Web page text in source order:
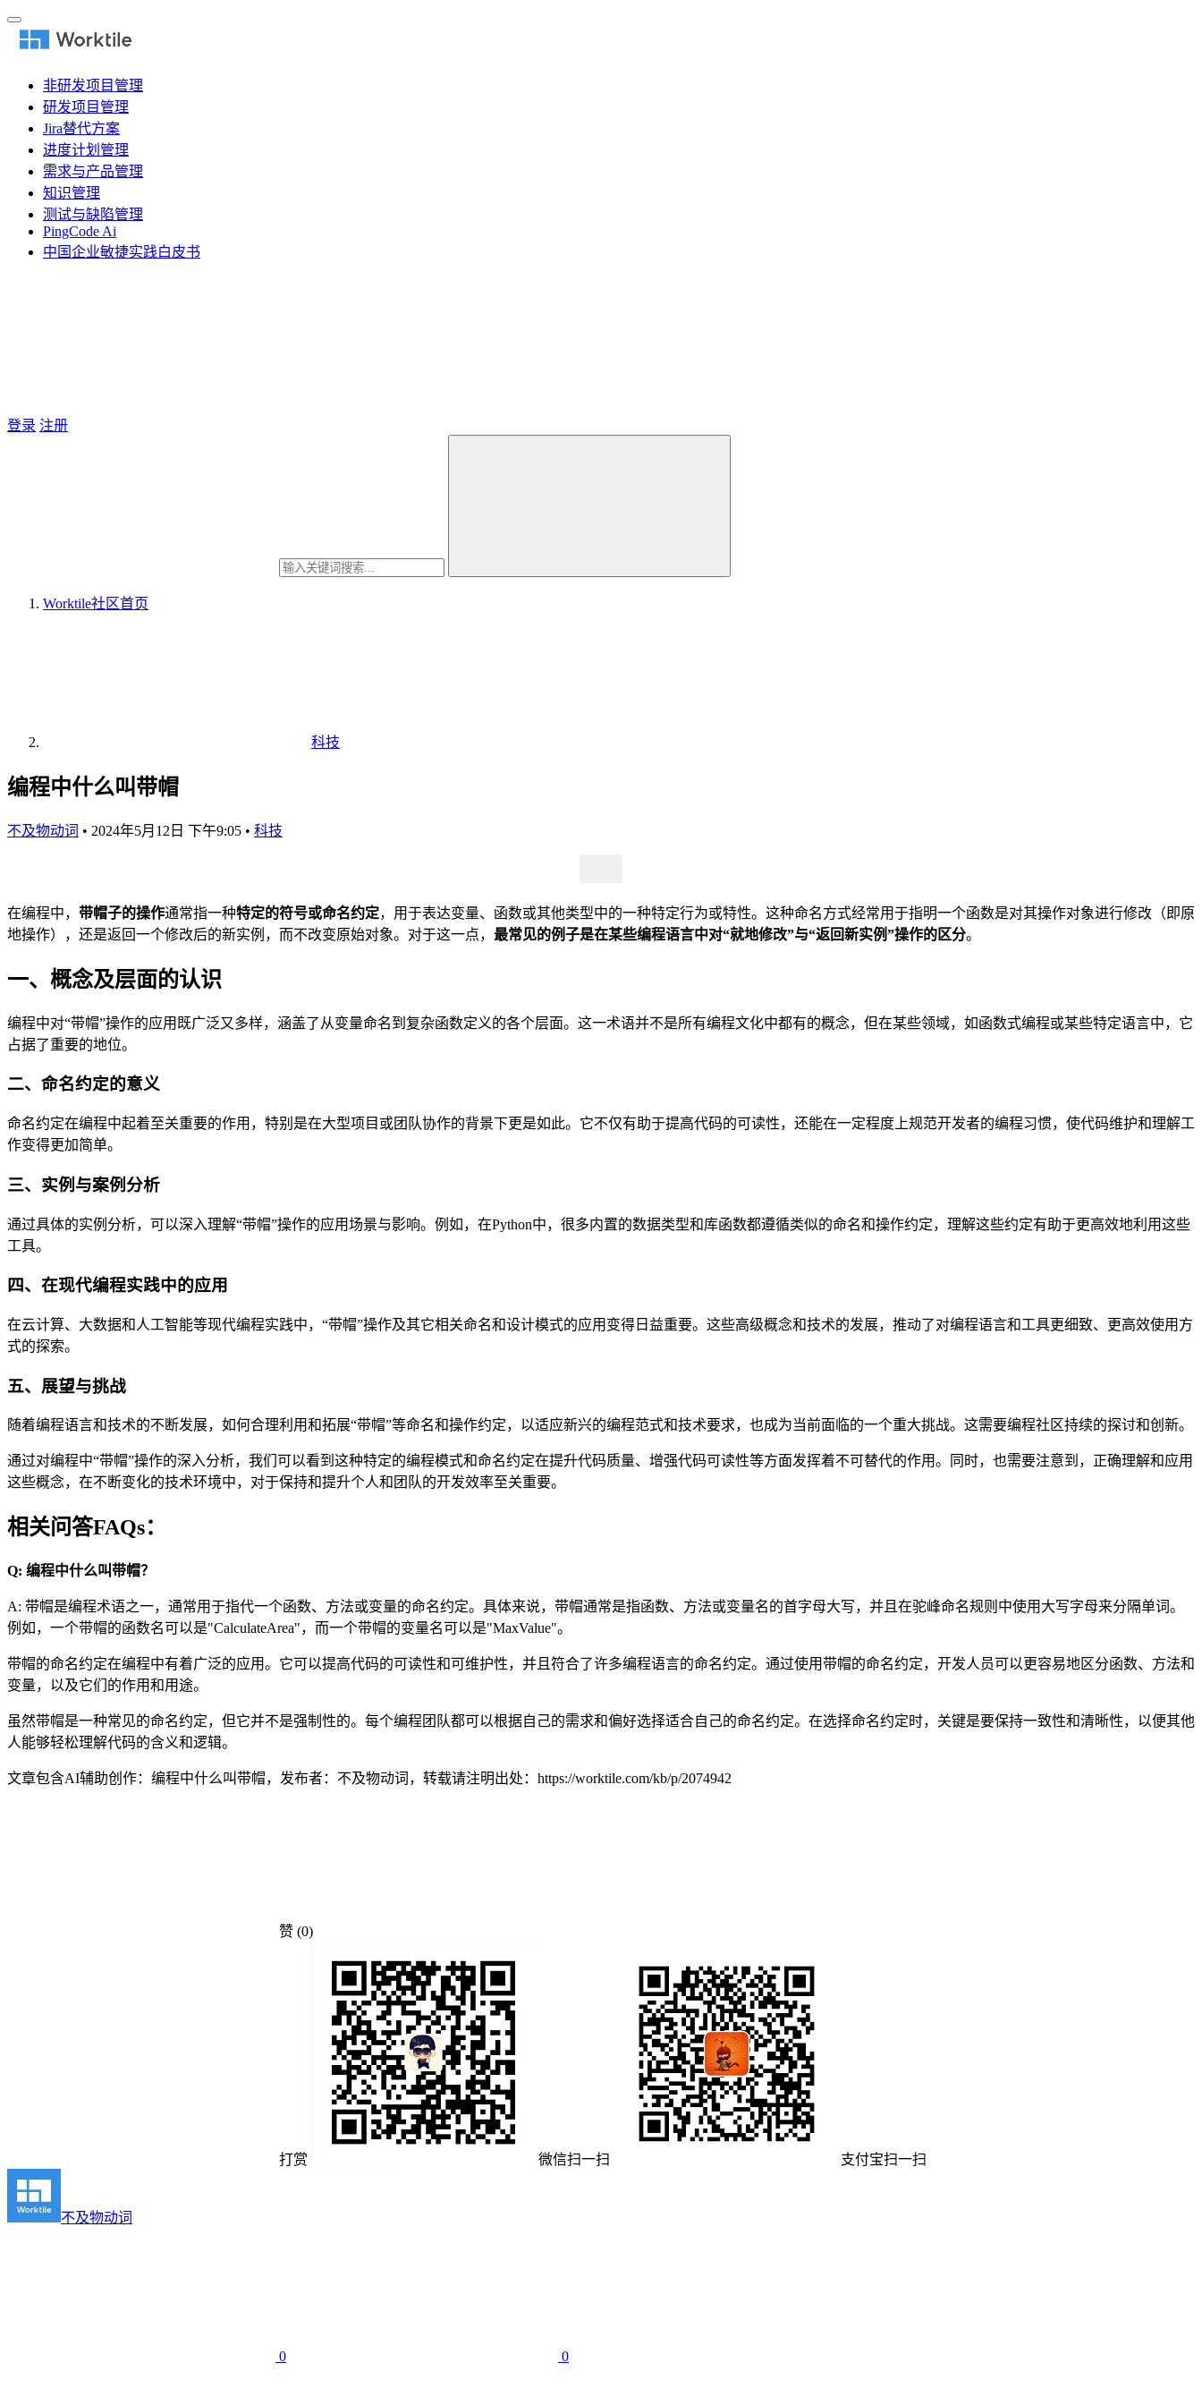
非研发项目管理
研发项目管理
Jira替代方案
进度计划管理
需求与产品管理
知识管理
测试与缺陷管理
PingCode Ai
中国企业敏捷实践白皮书
登录 注册
Worktile社区首页
科技
编程中什么叫带帽
不及物动词 • 2024年5月12日 下午9:05 • 科技
在编程中， 带帽子的操作通常指一种特定的符号或命名约定，用于表达变量、函数或其他类型中的一种特定行为或特性。这种命名方式经常用于指明一个函数是对其操作对象进行修改（即原
地操作），还是返回一个修改后的新实例，而不改变原始对象。对于这一点， 最常见的例子是在某些编程语言中对“就地修改”与“返回新实例”操作的区分。
一、概念及层面的认识
编程中对“带帽”操作的应用既广泛又多样，涵盖了从变量命名到复杂函数定义的各个层面。这一术语并不是所有编程文化中都有的概念，但在某些领域，如函数式编程或某些特定语言中，它
占据了重要的地位。
二、命名约定的意义
命名约定在编程中起着至关重要的作用，特别是在大型项目或团队协作的背景下更是如此。它不仅有助于提高代码的可读性，还能在一定程度上规范开发者的编程习惯，使代码维护和理解工
作变得更加简单。
三、实例与案例分析
通过具体的实例分析，可以深入理解“带帽”操作的应用场景与影响。例如，在Python中，很多内置的数据类型和库函数都遵循类似的命名和操作约定，理解这些约定有助于更高效地利用这些
工具。
四、在现代编程实践中的应用
在云计算、大数据和人工智能等现代编程实践中，“带帽”操作及其它相关命名和设计模式的应用变得日益重要。这些高级概念和技术的发展，推动了对编程语言和工具更细致、更高效使用方
式的探索。
五、展望与挑战
随着编程语言和技术的不断发展，如何合理利用和拓展“带帽”等命名和操作约定，以适应新兴的编程范式和技术要求，也成为当前面临的一个重大挑战。这需要编程社区持续的探讨和创新。
通过对编程中“带帽”操作的深入分析，我们可以看到这种特定的编程模式和命名约定在提升代码质量、增强代码可读性等方面发挥着不可替代的作用。同时，也需要注意到，正确理解和应用
这些概念，在不断变化的技术环境中，对于保持和提升个人和团队的开发效率至关重要。
相关问答FAQs：
Q: 编程中什么叫带帽？
A: 带帽是编程术语之一，通常用于指代一个函数、方法或变量的命名约定。具体来说，带帽通常是指函数、方法或变量名的首字母大写，并且在驼峰命名规则中使用大写字母来分隔单词。
例如，一个带帽的函数名可以是"CalculateArea"，而一个带帽的变量名可以是"MaxValue"。
带帽的命名约定在编程中有着广泛的应用。它可以提高代码的可读性和可维护性，并且符合了许多编程语言的命名约定。通过使用带帽的命名约定，开发人员可以更容易地区分函数、方法和
变量，以及它们的作用和用途。
虽然带帽是一种常见的命名约定，但它并不是强制性的。每个编程团队都可以根据自己的需求和偏好选择适合自己的命名约定。在选择命名约定时，关键是要保持一致性和清晰性，以便其他
人能够轻松理解代码的含义和逻辑。
文章包含AI辅助创作：编程中什么叫带帽，发布者：不及物动词，转载请注明出处： https://worktile.com/kb/p/2074942
赞 (0)
打赏 微信扫一扫 支付宝扫一扫
不及物动词
0 0